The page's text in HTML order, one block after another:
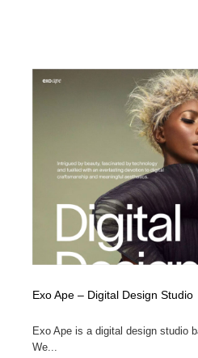
Exo Ape – Digital Design Studio
Exo Ape is a digital design studio
We...